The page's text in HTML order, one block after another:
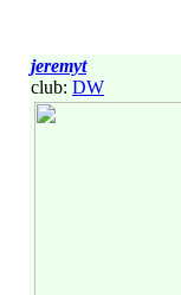
jeremyt
club: DW